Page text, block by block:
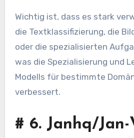
Wichtig ist, dass es stark
die Textklassifizierung, die
oder die spezialisierten
was die Spezialisierung und
Modells für bestimmte
verbessert.
# 6. Janhq/Jan-